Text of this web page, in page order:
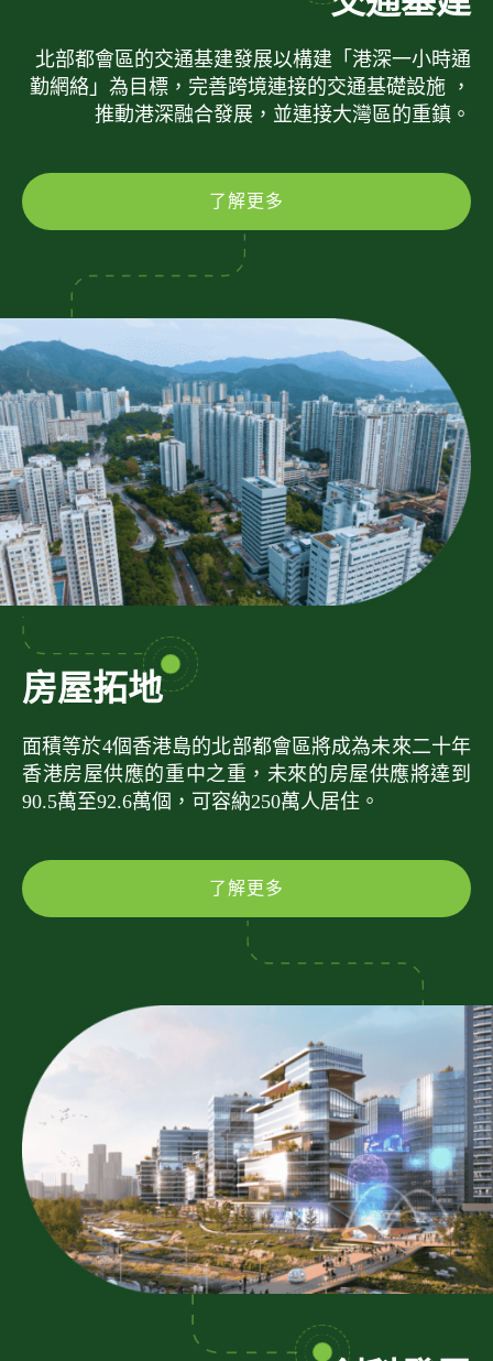
北部都會區的交通基建發展以構建「港深一小時通
勤網絡」為目標，完善跨境連接的交通基礎設施 ，
推動港深融合發展，並連接大灣區的重鎮。
了解更多
房屋拓地
面積等於4個香港島的北部都會區將成為未來二十年
香港房屋供應的重中之重，未來的房屋供應將達到
90.5萬至92.6萬個，可容納250萬人居住。
了解更多